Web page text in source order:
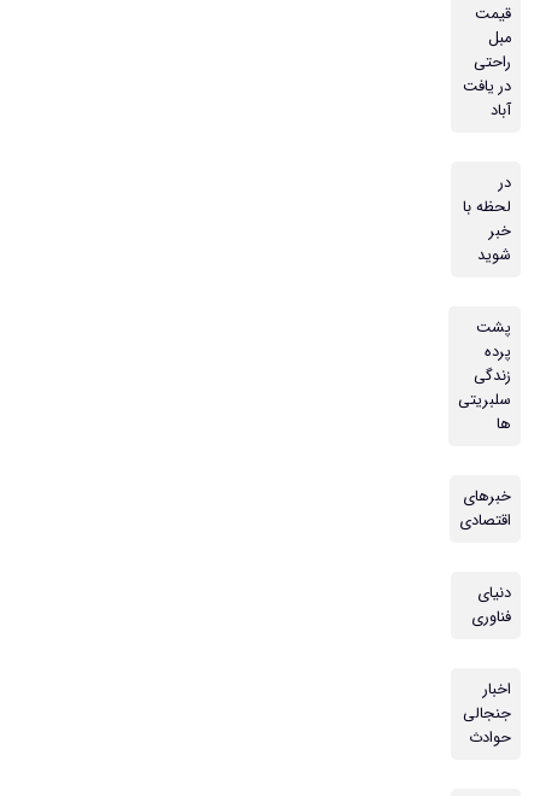
قیمت
مبل
راحتی
در یافت
آباد
در
لحظه با
خبر
شوید
پشت
پرده
زندگی
سلبریتی
ها
خبرهای
اقتصادی
دنیای
فناوری
اخبار
جنجالی
حوادث